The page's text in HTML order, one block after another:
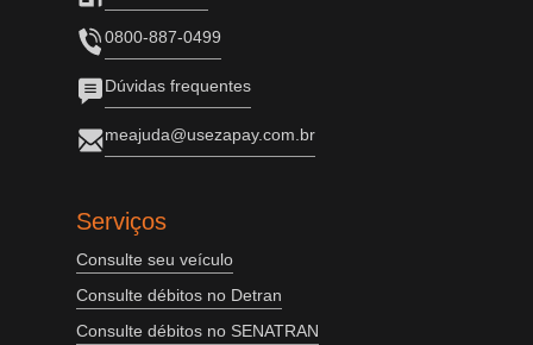
0800-887-0499
Dúvidas frequentes
meajuda@usezapay.com.br
Serviços
Consulte seu veículo
Consulte débitos no Detran
Consulte débitos no SENATRAN